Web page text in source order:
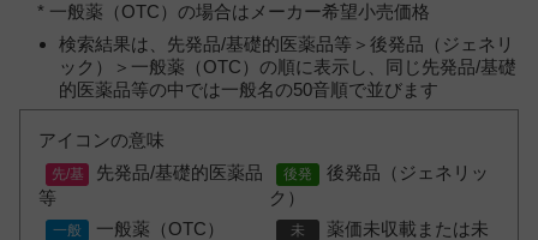
* 一般薬（OTC）の場合はメーカー希望小売価格
検索結果は、先発品/基礎的医薬品等＞後発品（ジェネリ
ック）＞一般薬（OTC）の順に表示し、同じ先発品/基礎
的医薬品等の中では一般名の50音順で並びます
アイコンの意味
先発品/基礎的医薬品
等
後発品（ジェネリッ
ク）
一般薬（OTC）
薬価未収載または未